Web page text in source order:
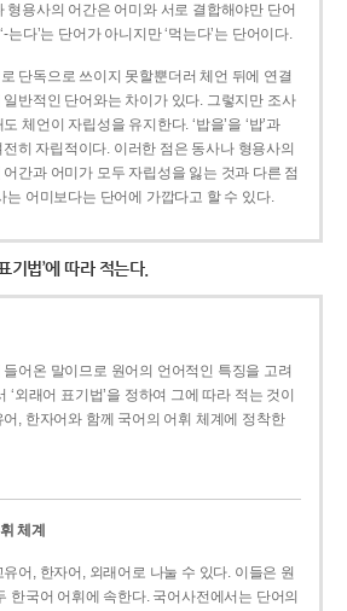
형용사의 어간은 어미와 서로 결합해야만 단어
는다’는 단어가 아니지만 ‘먹는다’는 단어이다.
단독으로 쓰이지 못할뿐더러 체언 뒤에 연결
반적인 단어와는 차이가 있다. 그렇지만 조사
체언이 자립성을 유지한다. ‘밥을’을 ‘밥’과
전히 자립적이다. 이러한 점은 동사나 형용사의
간과 어미가 모두 자립성을 잃는 것과 다른 점
는 어미보다는 단어에 가깝다고 할 수 있다.
기법’에 따라 적는다.
어온 말이므로 원어의 언어적인 특징을 고려
‘외래어 표기법’을 정하여 그에 따라 적는 것이
, 한자어와 함께 국어의 어휘 체계에 정착한
체계
어, 한자어, 외래어로 나눌 수 있다. 이들은 원
한국어 어휘에 속한다. 국어사전에서는 단어의